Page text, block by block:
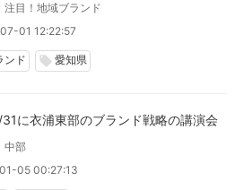
注目！地域ブランド
01 12:22:57
ンド local_offer 愛知県
に衣浦東部のブランド戦略の講演会
中部
05 00:27:13